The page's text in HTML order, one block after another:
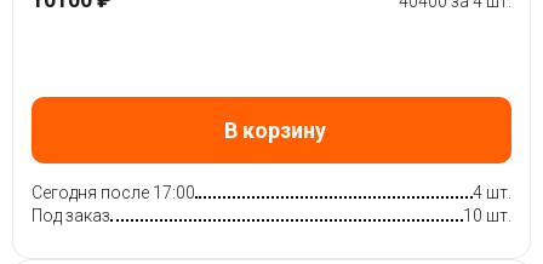
В корзину
Сегодня после 17:00
4 шт.
Под заказ
10 шт.